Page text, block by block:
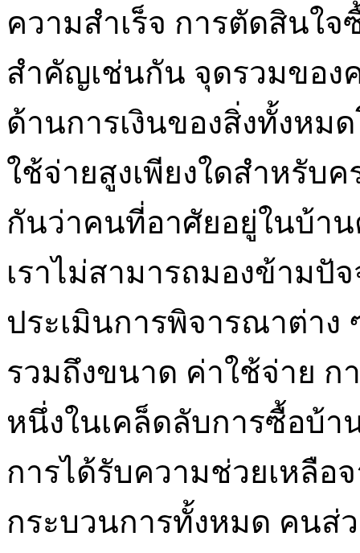
ความสำเร็จ การตัดสินใ
สำคัญเช่นกัน จุดรวมขอ
ด้านการเงินของสิ่งทั้งหม
ใช้จ่ายสูงเพียงใดสำหรับ
กันว่าคนที่อาศัยอยู่ในบ้า
เราไม่สามารถมองข้ามปั
ประเมินการพิจารณาต่าง
รวมถึงขนาด ค่าใช้จ่าย ก
หนึ่งในเคล็ดลับการซื้อบ้
การได้รับความช่วยเหลือ
กระบวนการทั้งหมด คนส่